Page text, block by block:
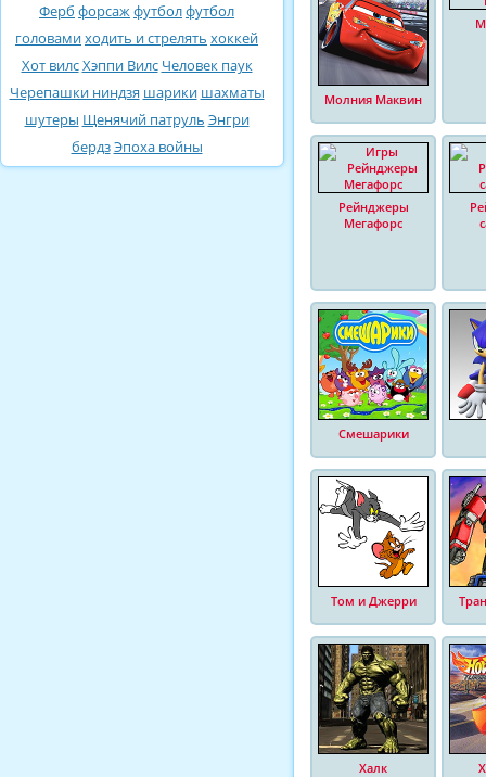
Ферб форсажфутболфутбол
головамиходить и стрелять хоккей
Хот вилсХэппи Вилс Человек паук
Черепашки ниндзя шарики шахматы
шутеры Щенячий патруль Энгри
бердзЭпоха войны
Молния Маквин
Рейнджеры
Мегафорс
Смешарики
Том и Джерри
Халк